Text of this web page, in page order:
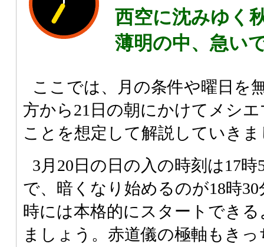
西空に沈みゆく
薄明の中、急い
ここでは、月の条件や曜日を
方から21日の朝にかけてメシ
ことを想定して解説していき
3月20日の日の入の時刻は17
で、暗くなり始めるのが18時
時には本格的にスタートでき
ましょう。赤道儀の極軸もき